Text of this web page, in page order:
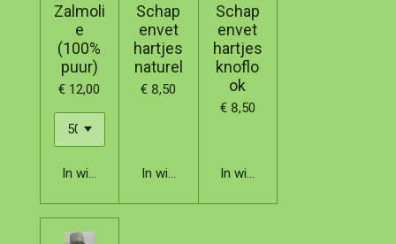
Zalmoli
e
(100%
puur)
€ 12,00
In winkelwagen
Schap
envet
hartjes
naturel
€ 8,50
In winkelwagen
Schap
envet
hartjes
knoflo
ok
€ 8,50
In winkelwagen